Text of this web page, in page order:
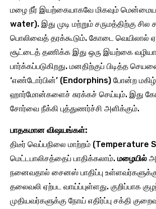
மழை நீர் இயற்கையாகவே மிகவும்
water). இது முடி மற்றும் சருமத்திற்கு
பொலிவைத் தரக்கூடும். கோடை வெயிலால்
சூட்டைத் தணிக்க இது ஒரு இயற்கை
பார்க்கப்படுகிறது. மனதிற்குப் பிடித்த
‘எண்டோர்பின்’ (Endorphins) போன்ற
ஹார்மோன்களைச் சுரக்கச் செய்யும். இது
சோர்வை நீக்கி புத்துணர்ச்சி அளிக்கும்.
பாதகமான விஷயங்கள்:
திடீர் வெப்பநிலை மாற்றம் (Temperature
மெட்டபாலிசத்தைப் பாதிக்கலாம். மழையில்
நனைவதால் சைனஸ் பாதிப்பு
தலைவலி ஏற்பட வாய்ப்புள்ளது. குறிப்பாக
முதியவர்களுக்கு நோய் எதிர்ப்பு சக்தி